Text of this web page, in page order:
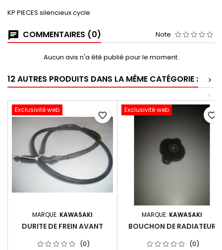
KP PIECES silencieux cycle
COMMENTAIRES (0) Note
Aucun avis n'a été publié pour le moment.
12 AUTRES PRODUITS DANS LA MÊME CATÉGORIE :
>
<
Exclusivité web
MARQUE: KAWASAKI
DURITE DE FREIN AVANT
(0)
favorite_border
Exclusivité web
MARQUE: KAWASAKI
BOUCHON DE RADIATEUR
(0)
favorite_border